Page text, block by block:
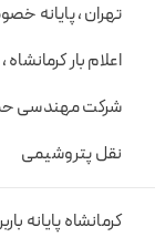
تهران ، پایانه
اعلام بار کرمانشاه
شرکت مهندسی
نقل پتروشیمی
کرمانشاه پایانه